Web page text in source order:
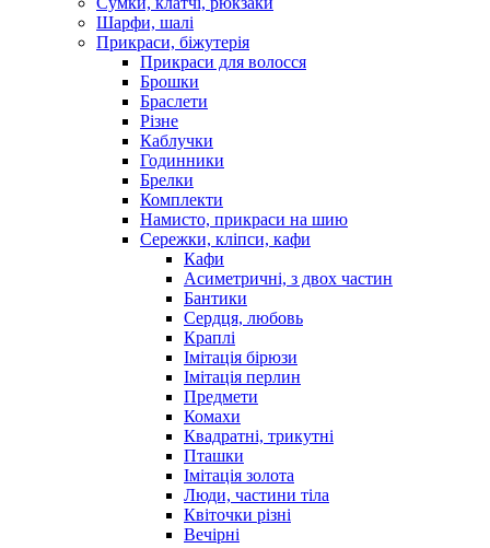
Шарфи, шалі
Прикраси, біжутерія
Прикраси для волосся
Брошки
Браслети
Різне
Каблучки
Годинники
Брелки
Комплекти
Намисто, прикраси на шию
Сережки, кліпси, кафи
Кафи
Асиметричні, з двох частин
Бантики
Сердця, любовь
Краплі
Імітація бірюзи
Імітація перлин
Предмети
Комахи
Квадратні, трикутні
Пташки
Імітація золота
Люди, частини тіла
Квіточки різні
Вечірні